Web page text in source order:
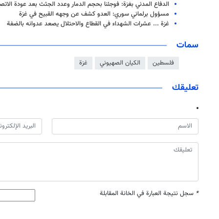
الدفاع المدني بغزة: فوجئنا بحجم الدمار وعدد الجثث بعد عودة
مسؤول برلماني سوري: العدو كشف عن وجهه القبيح في غزة
غزة ... عشرات الشهداء في القطاع والاحتلال يصعد عدوانه بالضفة
سمات
فلسطين الكيان الصهيوني غزة
تعليقك
* سجل نتيجة العبارة في الخانة المقابلة